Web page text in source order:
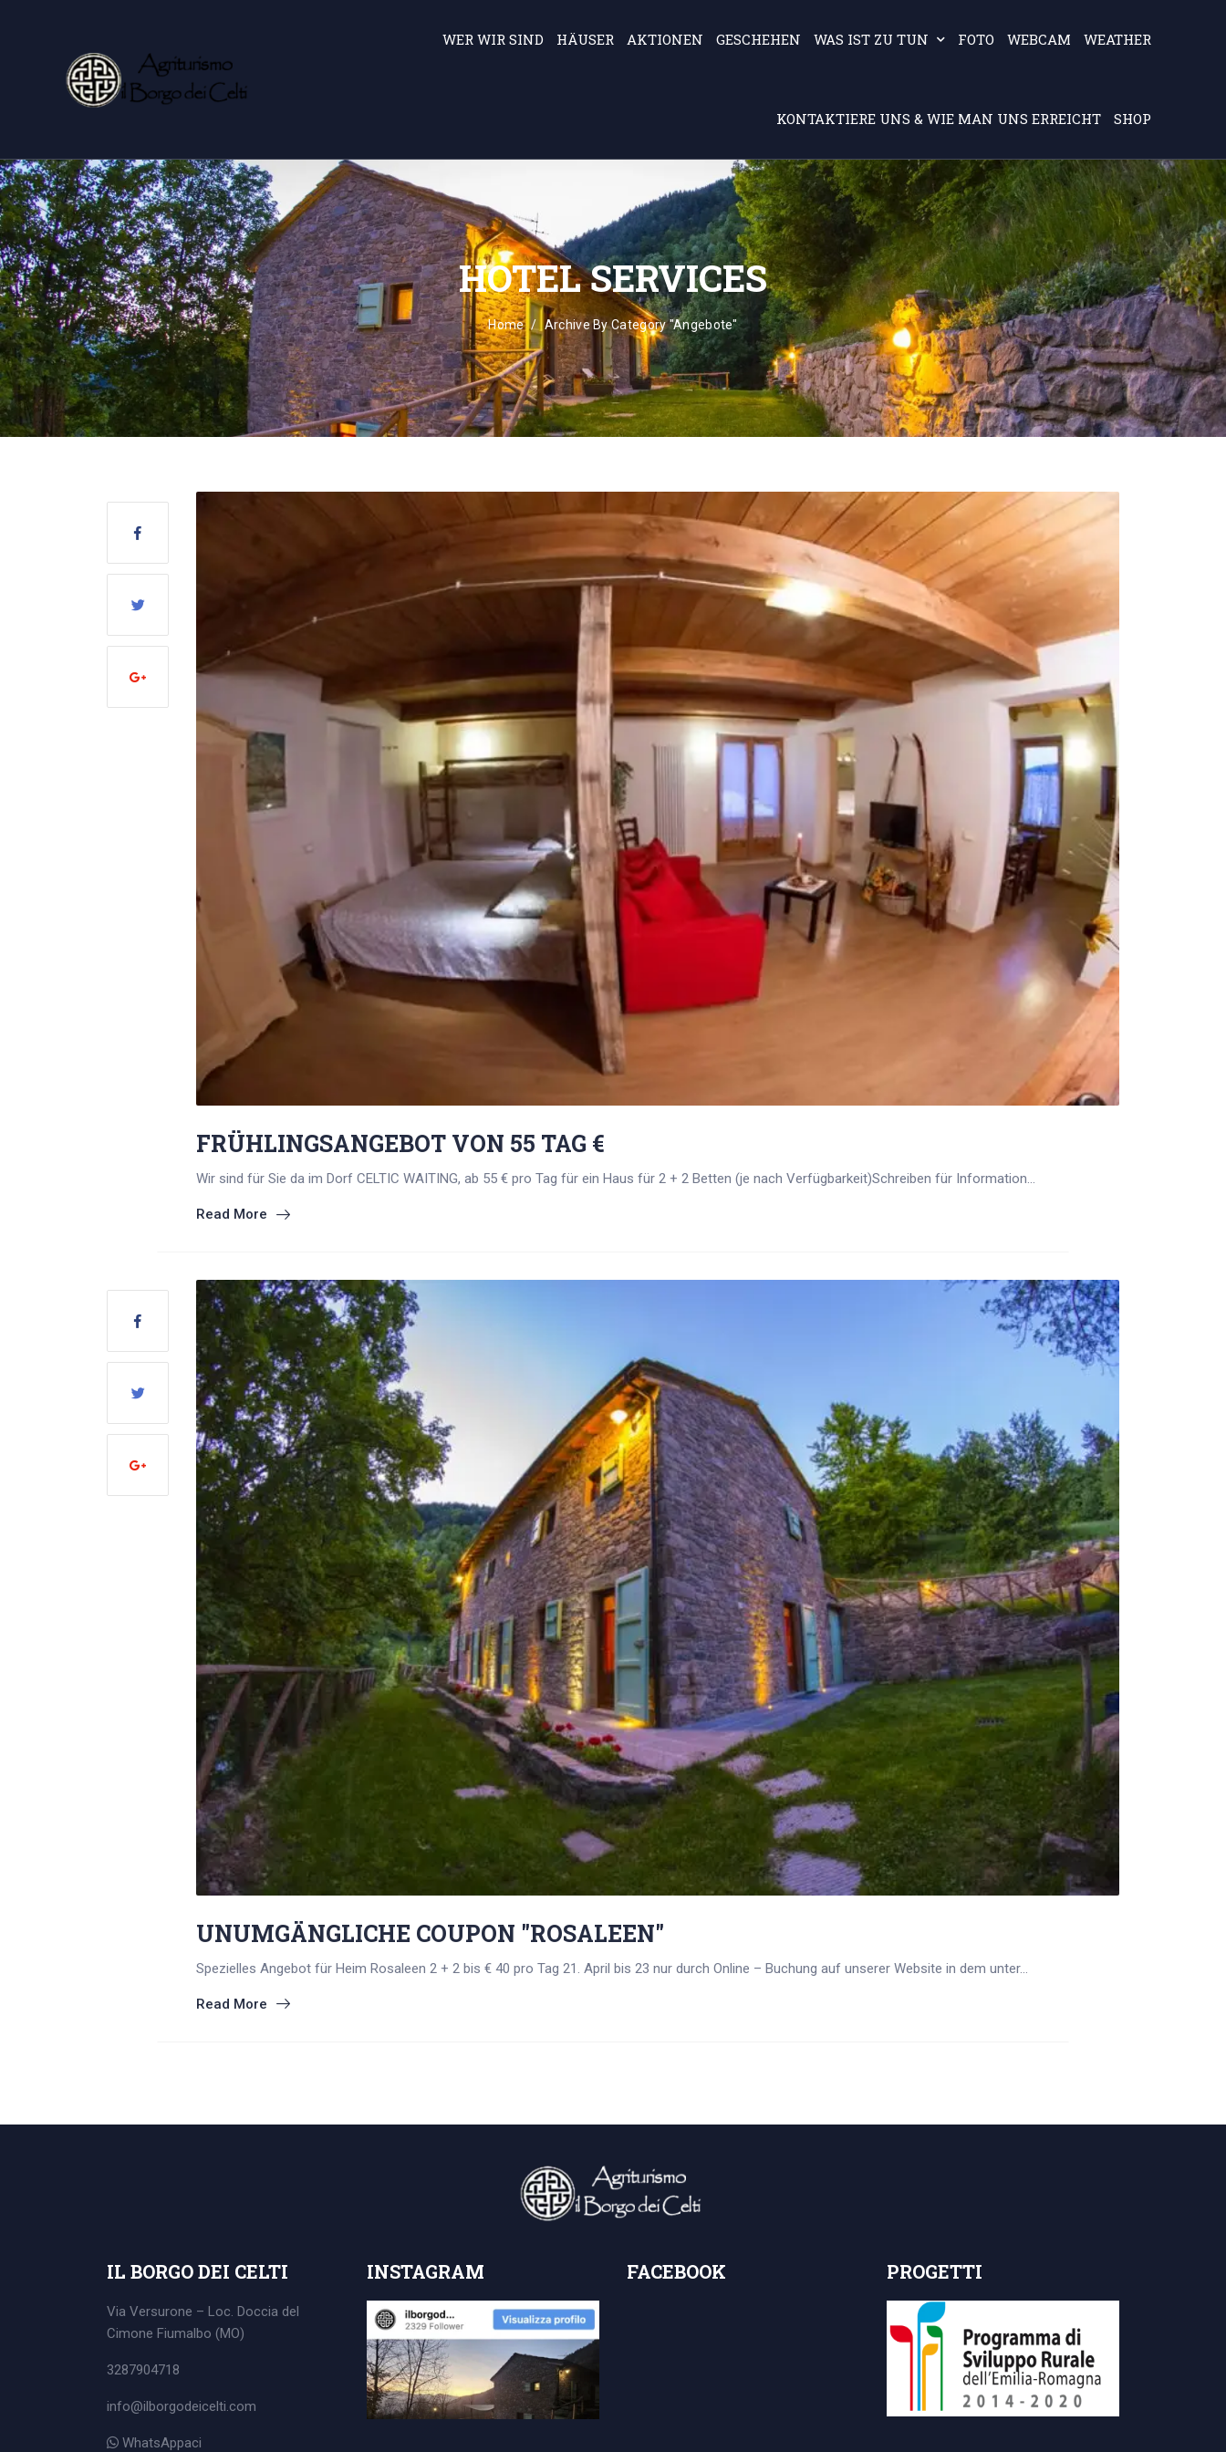
WER WIR SIND HÄUSER AKTIONEN GESCHEHEN WAS IST ZU TUN FOTO WEBCAM WEATHER
KONTAKTIERE UNS & WIE MAN UNS ERREICHT SHOP
HOTEL SERVICES
Home Archive By Category "Angebote"
FRÜHLINGSANGEBOT VON 55 TAG €
Wir sind für Sie da im Dorf CELTIC WAITING, ab 55 € pro Tag für ein Haus für 2 + 2 Betten (je nach Verfügbarkeit)Schreiben für Information...
Read More
UNUMGÄNGLICHE COUPON "ROSALEEN"
Spezielles Angebot für Heim Rosaleen 2 + 2 bis € 40 pro Tag 21. April bis 23 nur durch Online – Buchung auf unserer Website in dem unter...
Read More
IL BORGO DEI CELTI
Via Versurone – Loc. Doccia del
Cimone Fiumalbo (MO)
3287904718
info@ilborgodeicelti.com
WhatsAppaci
INSTAGRAM FACEBOOK PROGETTI
Search
for: